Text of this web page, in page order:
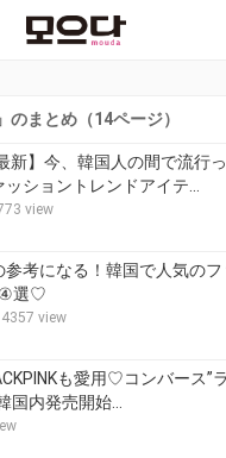
まとめ（14ページ）
新】今、韓国人の間で流行
ショントレンドアイテ…
view
参考になる！韓国で人気の
選♡
view
も愛用♡コンバース”
国内発売開始…